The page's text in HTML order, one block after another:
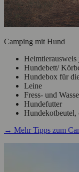
Camping mit Hund
Heimtierausweis
Hundebett/
Hundebox für
Leine
Fress- und
Hundefutter
Hundekotbeutel,
→ Mehr Tipps zum